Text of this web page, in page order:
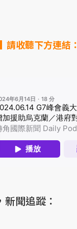
請收聽下方連結：
聞追蹤：